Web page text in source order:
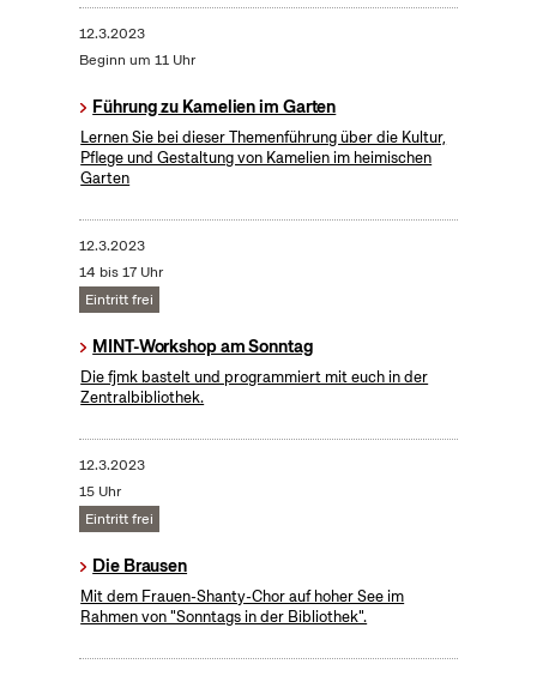
12.3.2023
Beginn um 11 Uhr
Führung zu Kamelien im Garten
Lernen Sie bei dieser Themenführung über die Kultur,
Pflege und Gestaltung von Kamelien im heimischen
Garten
12.3.2023
14 bis 17 Uhr
Eintritt frei
MINT-Workshop am Sonntag
Die fjmk bastelt und programmiert mit euch in der
Zentralbibliothek.
12.3.2023
15 Uhr
Eintritt frei
Die Brausen
Mit dem Frauen-Shanty-Chor auf hoher See im
Rahmen von "Sonntags in der Bibliothek".